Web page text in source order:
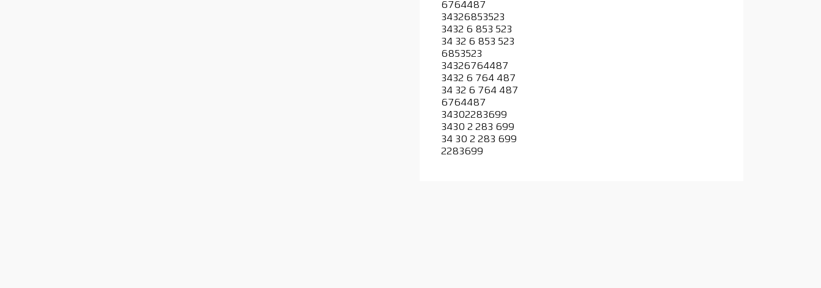
6764487
34326853523
3432 6 853 523
34 32 6 853 523
6853523
34326764487
3432 6 764 487
34 32 6 764 487
6764487
34302283699
3430 2 283 699
34 30 2 283 699
2283699